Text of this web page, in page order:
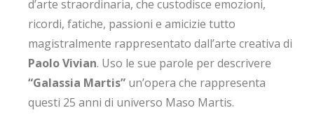
d’arte straordinaria, che custodisce emozioni,
ricordi, fatiche, passioni e amicizie tutto
magistralmente rappresentato dall’arte creativa di
Paolo Vivian. Uso le sue parole per descrivere
“Galassia Martis” un’opera che rappresenta
questi 25 anni di universo Maso Martis.